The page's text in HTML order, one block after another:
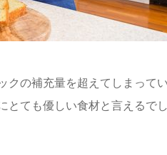
クの補充量を超えてしまって
とても優しい食材と言えるで